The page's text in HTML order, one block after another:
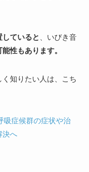
ていると
、いびき音
性もあります。
知りたい人は、こち
吸症候群の症状や治
決へ